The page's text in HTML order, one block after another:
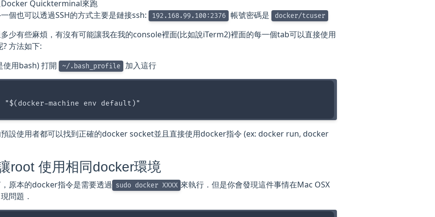
Docker Quickterminal來跑
個也可以透過SSH的方式主要是鏈接ssh: 192.168.99.100:2376 帳號密碼是 docker/tcuser
少有些麻煩，有沒有可能讓我在我的console裡面(比如說iTerm2)裡面的每一個tab可以直接使用
方法如下:
使用bash) 打開 ~/.bash_profile 加入這行
設使用者都可以找到正確的docker socket並且直接使用docker指令 (ex: docker run, docker
root 使用相同docker環境
原本的docker指令是需要透過 sudo docker XXXX 來執行．但是你會發現這件事情在Mac OSX
問題．